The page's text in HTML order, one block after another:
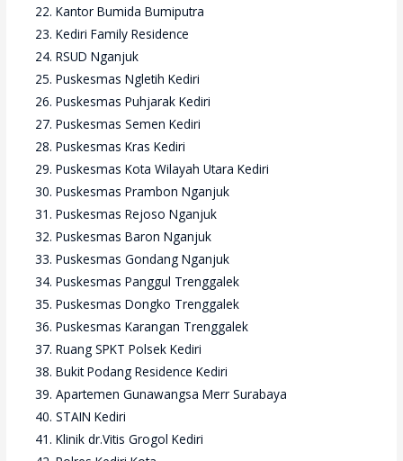
Kantor Bumida Bumiputra
Kediri Family Residence
RSUD Nganjuk
Puskesmas Ngletih Kediri
Puskesmas Puhjarak Kediri
Puskesmas Semen Kediri
Puskesmas Kras Kediri
Puskesmas Kota Wilayah Utara Kediri
Puskesmas Prambon Nganjuk
Puskesmas Rejoso Nganjuk
Puskesmas Baron Nganjuk
Puskesmas Gondang Nganjuk
Puskesmas Panggul Trenggalek
Puskesmas Dongko Trenggalek
Puskesmas Karangan Trenggalek
Ruang SPKT Polsek Kediri
Bukit Podang Residence Kediri
Apartemen Gunawangsa Merr Surabaya
STAIN Kediri
Klinik dr.Vitis Grogol Kediri